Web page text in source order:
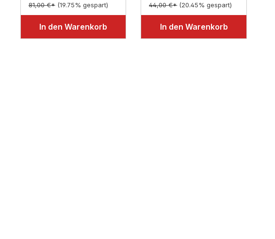
81,00 €* (19.75% gespart)
In den Warenkorb
44,00 €* (20.45% gespart)
In den Warenkorb